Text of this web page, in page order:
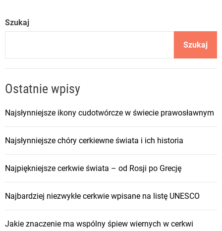
Szukaj
Szukaj
Ostatnie wpisy
Najsłynniejsze ikony cudotwórcze w świecie prawosławnym
Najsłynniejsze chóry cerkiewne świata i ich historia
Najpiękniejsze cerkwie świata – od Rosji po Grecję
Najbardziej niezwykłe cerkwie wpisane na listę UNESCO
Jakie znaczenie ma wspólny śpiew wiernych w cerkwi